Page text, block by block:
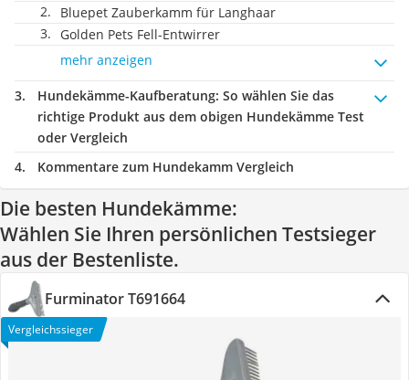
Bluepet Zauberkamm für Langhaar
Golden Pets Fell-Entwirrer
mehr anzeigen
Hundekämme-Kaufberatung: So wählen Sie das
richtige Produkt aus dem obigen Hundekämme Test
oder Vergleich
Kommentare zum Hundekamm Vergleich
Die besten Hundekämme:
Wählen Sie Ihren persönlichen Testsieger
aus der Bestenliste.
Furminator T691664
Vergleichssieger